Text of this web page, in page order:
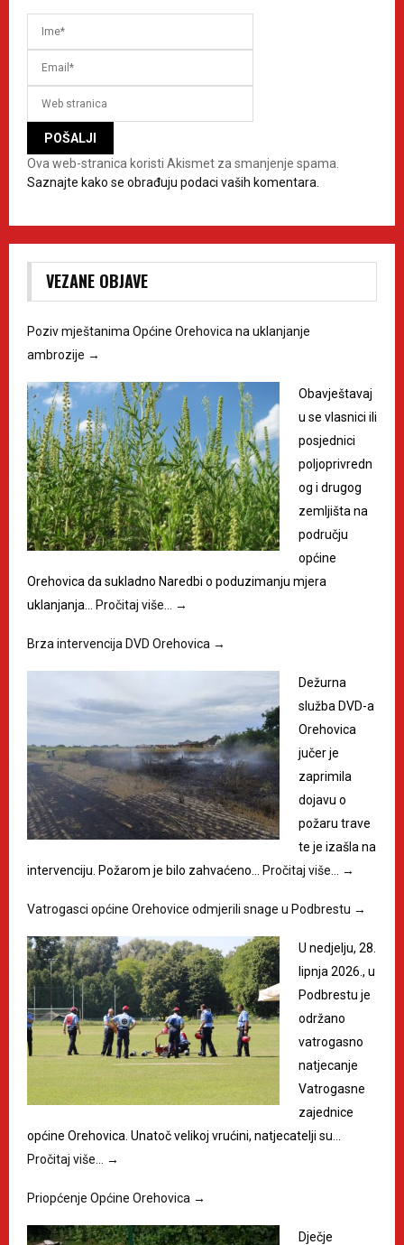
Ova web-stranica koristi Akismet za smanjenje spama.
Saznajte kako se obrađuju podaci vaših komentara.
VEZANE OBJAVE
Poziv mještanima Općine Orehovica na uklanjanje
ambrozije →
Obavještavaj
u se vlasnici ili
posjednici
poljoprivredn
og i drugog
zemljišta na
području
općine
Orehovica da sukladno Naredbi o poduzimanju mjera
uklanjanja…
Pročitaj više… →
Brza intervencija DVD Orehovica →
Dežurna
služba DVD-a
Orehovica
jučer je
zaprimila
dojavu o
požaru trave
te je izašla na
intervenciju. Požarom je bilo zahvaćeno…
Pročitaj više… →
Vatrogasci općine Orehovice odmjerili snage u Podbrestu →
U nedjelju, 28.
lipnja 2026., u
Podbrestu je
održano
vatrogasno
natjecanje
Vatrogasne
zajednice
općine Orehovica. Unatoč velikoj vrućini, natjecatelji su…
Pročitaj više…
→
Priopćenje Općine Orehovica →
Dječje